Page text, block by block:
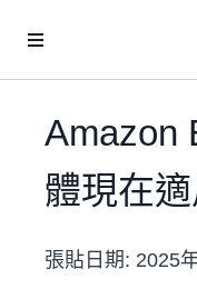
Amazon
體現在
張貼日期: 2025